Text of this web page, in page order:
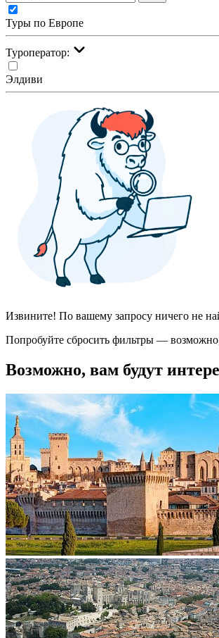
Туры по Европе
Туроператор:
Элдиви
Извините! По вашему запросу ничего не
Попробуйте сбросить фильтры —
Возможно, вам будут